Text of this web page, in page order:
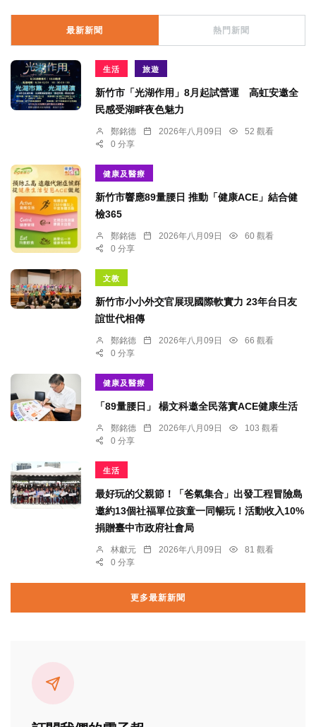
最新新聞 熱門新聞
生活 旅遊
新竹市「光湖作用」8月起試營運 高虹安邀全
民感受湖畔夜色魅力
鄭銘德 2026年八月09日
52 觀看
0 分享
健康及醫療
新竹市響應89量腰日 推動「健康ACE」結合健
檢365
鄭銘德 2026年八月09日
60 觀看
0 分享
文教
新竹市小小外交官展現國際軟實力 23年台日友
誼世代相傳
鄭銘德 2026年八月09日
66 觀看
0 分享
健康及醫療
「89量腰日」 楊文科邀全民落實ACE健康生活
鄭銘德 2026年八月09日
103 觀看
0 分享
生活
最好玩的父親節！「爸氣集合」出發工程冒險島
邀約13個社福單位孩童一同暢玩！活動收入10%
捐贈臺中市政府社會局
林獻元 2026年八月09日
81 觀看
0 分享
更多最新新聞